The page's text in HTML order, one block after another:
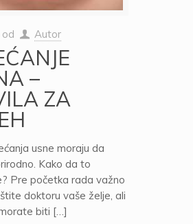
od Autor
–
ZA
usne moraju da
Kako da to
Pre početka rada važno
doktoru vaše želje, ali
biti […]